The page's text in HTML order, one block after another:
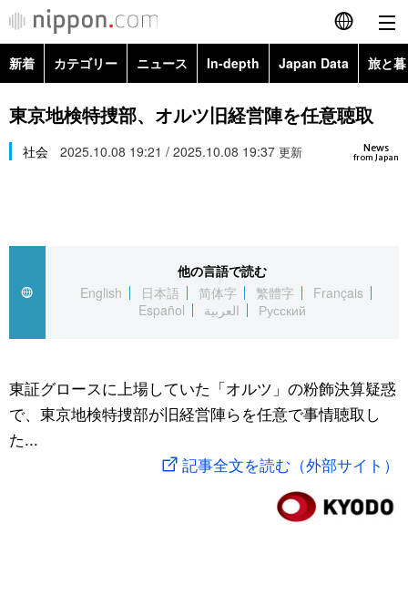
English
简体字
繁體字
العربية
社会
文化
旅と暮らし
動画/Live
新着 カテゴリー ニュース In-depth Japan Data 旅と
政治・外交
経済・ビジネス
社会
文化
科学・技術
暮らし
Topics
Images
お知らせ
東京地検特捜部、オルツ旧経営陣を任意聴取
News
from Japan
社会 2025.10.08 19:21 / 2025.10.08 19:37 更新
他の言語で読む
English
日本語 简体字 繁體字
Français
Español
العربية Русский
東証グロースに上場していた「オルツ」の粉飾決算疑惑
で、東京地検特捜部が旧経営陣らを任意で事情聴取し
た...
記事全文を読む（外部サイト）